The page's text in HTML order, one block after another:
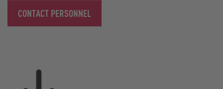
CONTACT PERSONNEL